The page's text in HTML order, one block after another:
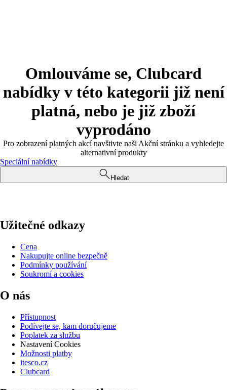
Omlouváme se, Clubcard
nabídky v této kategorii již není
platná, nebo je již zboží
vyprodáno
Pro zobrazení platných akcí navštivte naši Akční stránku a vyhledejte
alternativní produkty
Speciální nabídky
Hledat
Užitečné odkazy
Cena
Nakupujte online bezpečně
Podmínky používání
Soukromí a cookies
O nás
Přístupnost
Podívejte se, kam doručujeme
Poplatek za službu
Nastavení Cookies
Možnosti platby
itesco.cz
Clubcard